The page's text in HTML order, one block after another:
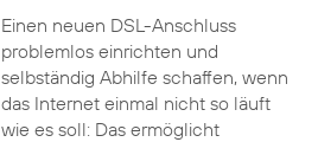
Einen neuen DSL-Anschluss
problemlos einrichten und
selbständig Abhilfe schaffen, wenn
das Internet einmal nicht so läuft
wie es soll: Das ermöglicht